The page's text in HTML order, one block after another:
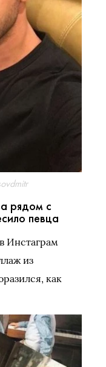
рядом с
певца
Инстаграм
из
как